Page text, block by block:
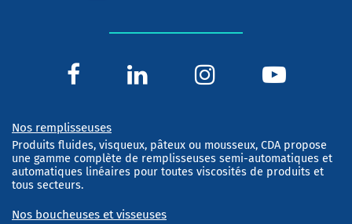
Nos remplisseuses
Produits fluides, visqueux, pâteux ou mousseux, CDA propose
une gamme complète de remplisseuses semi-automatiques et
automatiques linéaires pour toutes viscosités de produits et
tous secteurs.
Nos boucheuses et visseuses